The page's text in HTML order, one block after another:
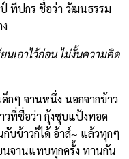
ทีปกร ชื่อว่า วัฒนธรรม
เอาไว้ก่อน ไม่งั้นความคิด
กๆ จานหนึ่ง นอกจากข้าว
วที่ชื่อว่า กุ้งชุบแป้งทอด
บข้าวก็ได้ อ้าส์~ แล้วทุกๆ
นจานแทบทุกครั้ง ทานกัน